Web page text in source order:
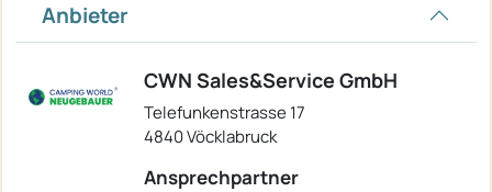
Anbieter
CWN Sales&Service GmbH
Telefunkenstrasse 17
4840 Vöcklabruck
Ansprechpartner